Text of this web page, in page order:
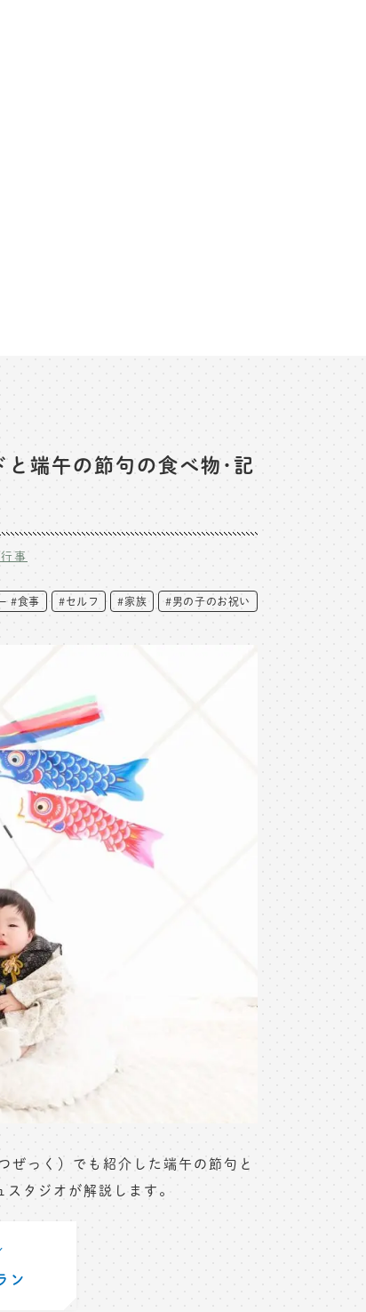
撮影
端午の節句の食べ物･記
事
#食事 #セルフ #家族 #男の子のお祝い
っく）でも紹介した端午の節句と
タジオが解説します。
ン